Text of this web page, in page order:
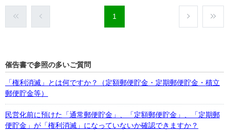
1
催告書で参照の多いご質問
「権利消滅」とは何ですか？（定額郵便貯金・定期郵便貯金・積立
郵便貯金等）
民営化前に預けた「通常郵便貯金」、「定額郵便貯金」、「定期郵
便貯金」が「権利消滅」になっていないか確認できますか？